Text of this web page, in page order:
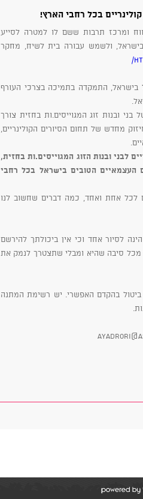
בכל רחבי הארץ!
ומרכז תרבות ששם לו למטרה לסייע
בישראל, ולשמש עבורה בית לשיח, מחקר
בישראל, התמקדה בתמיכה בצרכי העורף
ובנות זוג המגוייסים.ות בחזית צורך
מחדש של תחום הסיורים הקולינריים,
לבני ובנות הזוג המגוייסים.ות בחזית,
העצמאיים הטובים בישראל בכל רחבי
לכל אחת ואחד, כמה דברים שחשוב לנו
לסיור אחד וכי אין ביכולתך להירשם
סיבה שהיא ומבלי שתצטרך לנמק את
ביטול בהקדם האפשרי. יש רשימת המתנה